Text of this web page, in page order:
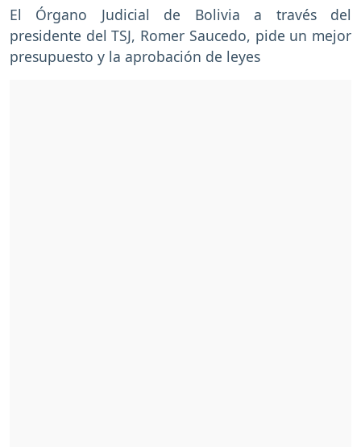
El Órgano Judicial de Bolivia a través del
presidente del TSJ, Romer Saucedo, pide un mejor
presupuesto y la aprobación de leyes